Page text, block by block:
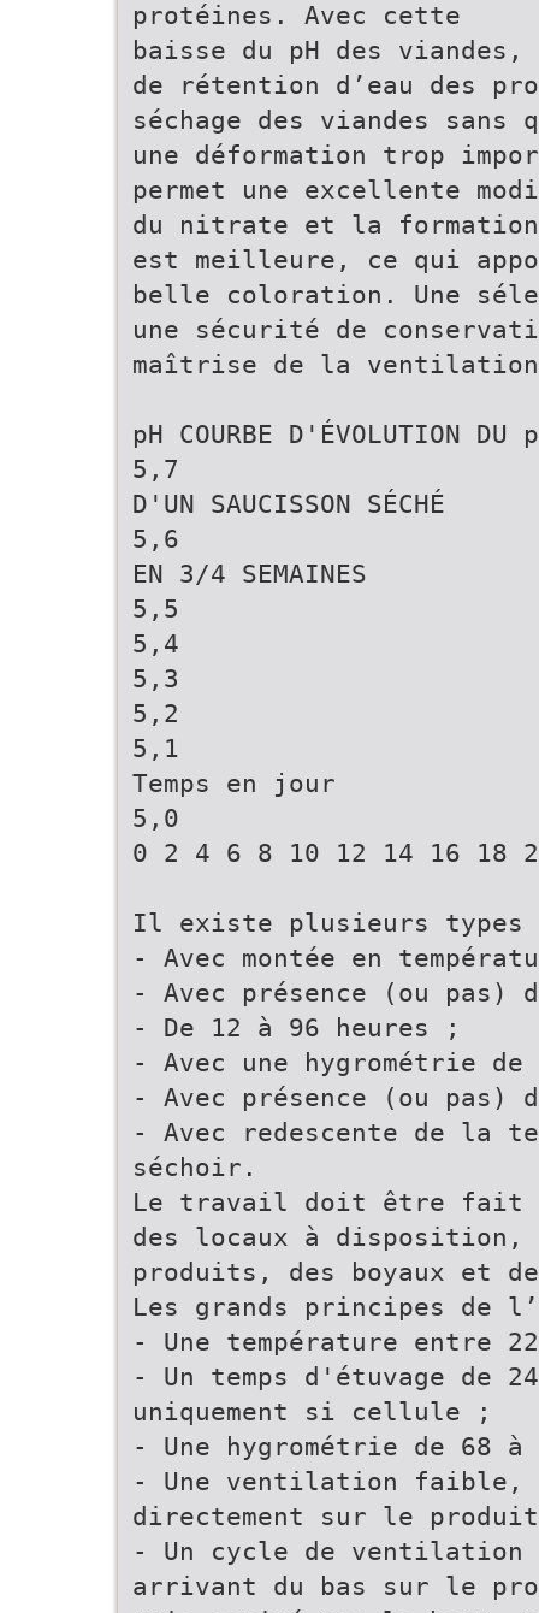
protéines. Avec cette
baisse du pH des
de rétention d’eau des
séchage des viandes
une déformation trop
permet une excellente
du nitrate et la formation
est meilleure, ce qui
belle coloration. Une
une sécurité de
maîtrise de la
pH COURBE D'ÉVOLUTION DU
5,7
D'UN SAUCISSON SÉCHÉ
5,6
EN 3/4 SEMAINES
5,5
5,4
5,3
5,2
5,1
Temps en jour
5,0
0 2 4 6 8 10 12 14 16 18
Il existe plusieurs types
- Avec montée en
- Avec présence (ou pas)
- De 12 à 96 heures ;
- Avec une hygrométrie
- Avec présence (ou pas)
- Avec redescente de la
séchoir.
Le travail doit être fait
des locaux à disposition,
produits, des boyaux et
Les grands principes de
- Une température entre
- Un temps d'étuvage de
uniquement si cellule ;
- Une hygrométrie de 68 à
- Une ventilation faible,
directement sur le
- Un cycle de ventilation
arrivant du bas sur le